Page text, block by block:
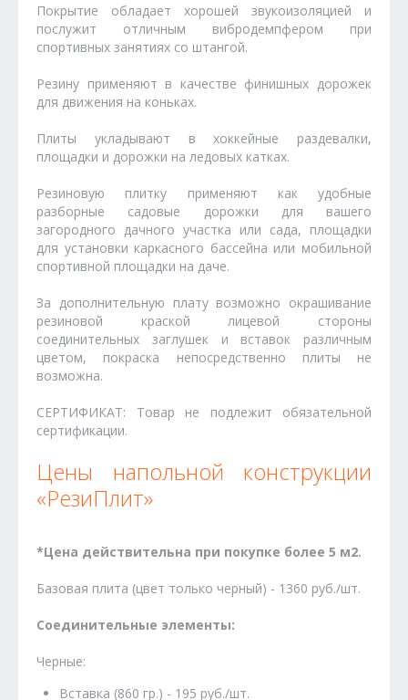
Покрытие обладает хорошей звукоизоляцией и
послужит отличным вибродемпфером при
спортивных занятиях со штангой.
Резину применяют в качестве финишных дорожек
для движения на коньках.
Плиты укладывают в хоккейные раздевалки,
площадки и дорожки на ледовых катках.
Резиновую плитку применяют как удобные
разборные садовые дорожки для вашего
загородного дачного участка или сада, площадки
для установки каркасного бассейна или мобильной
спортивной площадки на даче.
За дополнительную плату возможно окрашивание
резиновой краской лицевой стороны
соединительных заглушек и вставок различным
цветом, покраска непосредственно плиты не
возможна.
СЕРТИФИКАТ: Товар не подлежит обязательной
сертификации.
Цены напольной конструкции
«РезиПлит»
*Цена действительна при покупке более 5 м2.
Базовая плита (цвет только черный) - 1360 руб./шт.
Соединительные элементы:
Черные:
Вставка (860 гр.) - 195 руб./шт.